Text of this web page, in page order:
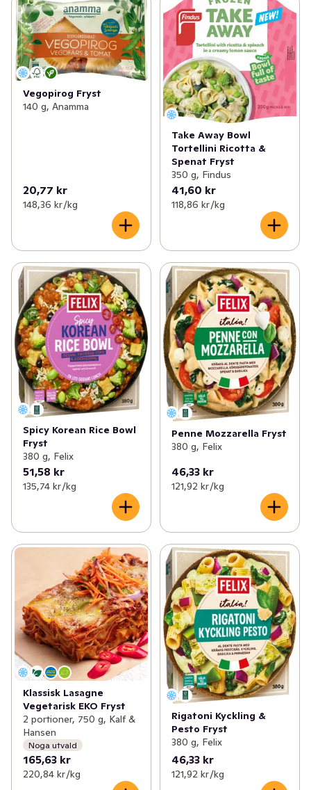
Vegopirog Fryst
140 g, Anamma
20,77 kr
148,36 kr /kg
Take Away Bowl
Tortellini Ricotta &
Spenat Fryst
350 g, Findus
41,60 kr
118,86 kr /kg
Spicy Korean Rice Bowl
Fryst
380 g, Felix
51,58 kr
135,74 kr /kg
Penne Mozzarella Fryst
380 g, Felix
46,33 kr
121,92 kr /kg
Klassisk Lasagne
Vegetarisk EKO Fryst
2 portioner, 750 g, Kalf &
Hansen
Noga utvald
165,63 kr
220,84 kr /kg
Rigatoni Kyckling &
Pesto Fryst
380 g, Felix
46,33 kr
121,92 kr /kg